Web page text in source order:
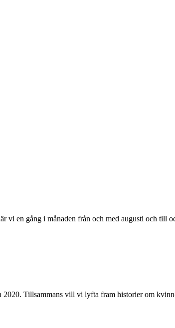
vi en gång i månaden från och med augusti och till
2020. Tillsammans vill vi lyfta fram historier om